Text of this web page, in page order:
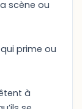
scène ou
prime ou
à